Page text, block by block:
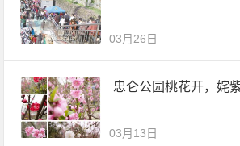
03月26日
忠仑公园桃花开，姹
03月13日